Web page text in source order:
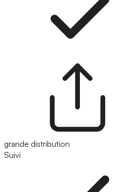
grande distribution
Suivi